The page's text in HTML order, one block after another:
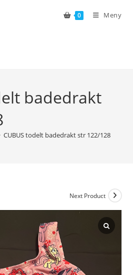
0 Meny
badedrakt
CUBUS todelt badedrakt str 122/128
Next Product